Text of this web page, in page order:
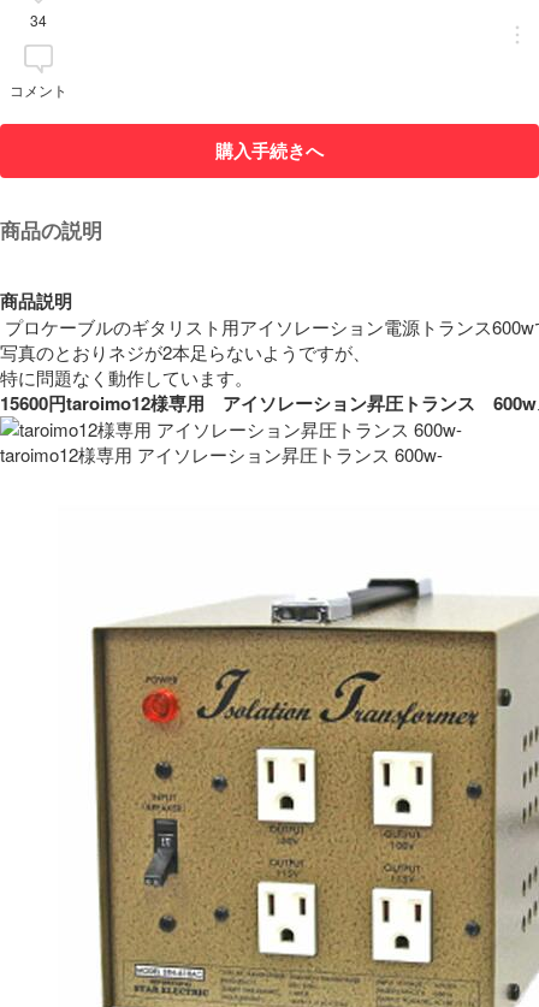
34
コメント
購入手続きへ
商品の説明
商品説明
プロケーブルのギタリスト用アイソレーション電源トランス
写真のとおりネジが2本足らないようですが、
15600円taroimo12様専用　アイソレーション昇圧トランス　
taroimo12様専用 アイソレーション昇圧トランス 600w-